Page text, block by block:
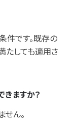
件です。既存の
たしても適用さ
きますか？
ん。